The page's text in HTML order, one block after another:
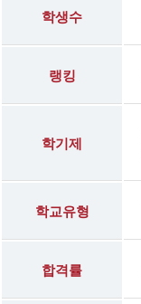
학생수
랭킹
학기제
학교유형
합격률